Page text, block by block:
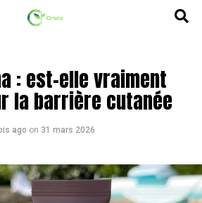
: est-elle vraiment
la barrière cutanée
ago on 31 mars 2026